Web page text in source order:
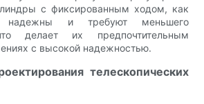
с фиксированным ходом, как
надежны и требуют меньшего
делает их предпочтительным
с высокой надежностью.
телескопических